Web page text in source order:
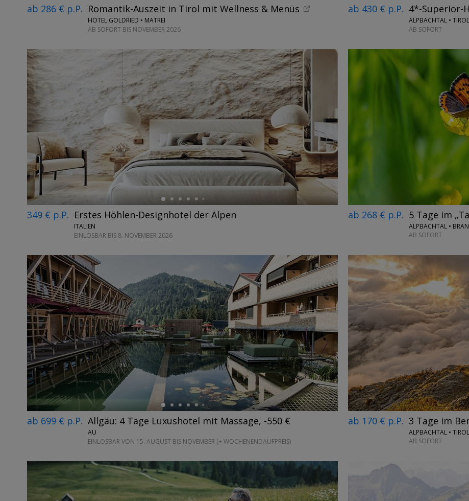
ab 286 € p.P. Romantik-Auszeit in Tirol mit Wellness & Menüs
HOTEL GOLDRIED • MATREI
AB SOFORT BIS NOVEMBER 2026
ab 430 € p.P. 4*-Superior-
ALPBACHTAL • TIROL
AB SOFORT
349 € p.P. Erstes Höhlen-Designhotel der Alpen
ITALIEN
EINLÖSBAR BIS 8. NOVEMBER 2026
ab 268 € p.P. 5 Tage im
ALPBACHTAL •
AB SOFORT
← →
ab 699 € p.P. Allgäu: 4 Tage Luxushotel mit Massage, -550 €
AU
EINLÖSBAR VON 15. AUGUST BIS NOVEMBER (+ WOCHENENDAUFPREIS)
ab 170 € p.P. 3 Tage im
ALPBACHTAL • TIROL
AB SOFORT